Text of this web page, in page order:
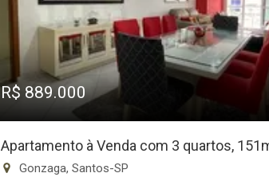
R$ 889.000
Apartamento à Venda com 3 quartos,
Gonzaga, Santos-SP